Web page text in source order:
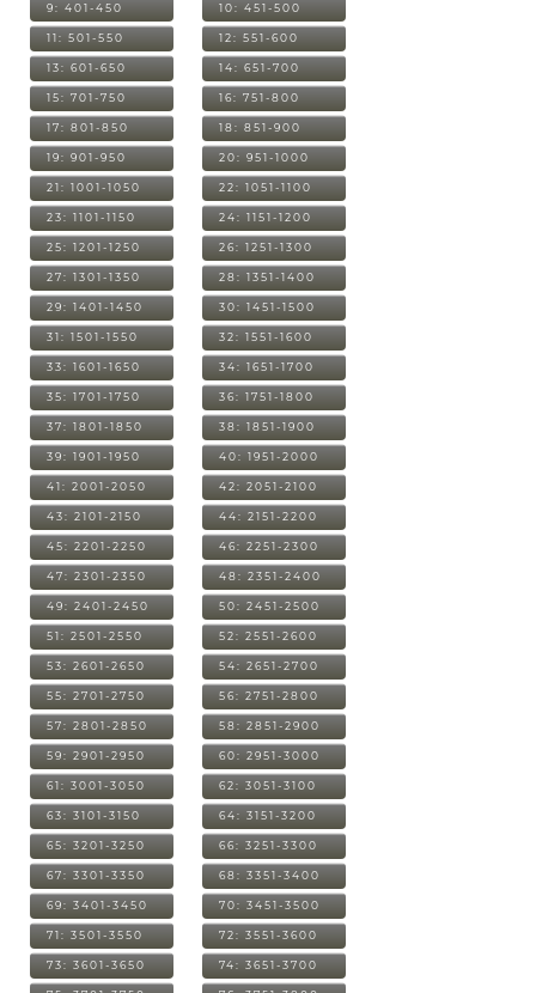
9: 401-450 10: 451-500
11: 501-550 12: 551-600
13: 601-650 14: 651-700
15: 701-750 16: 751-800
17: 801-850 18: 851-900
19: 901-950 20: 951-1000
21: 1001-1050 22: 1051-1100
23: 1101-1150 24: 1151-1200
25: 1201-1250 26: 1251-1300
27: 1301-1350 28: 1351-1400
29: 1401-1450 30: 1451-1500
31: 1501-1550 32: 1551-1600
33: 1601-1650 34: 1651-1700
35: 1701-1750 36: 1751-1800
37: 1801-1850 38: 1851-1900
39: 1901-1950 40: 1951-2000
41: 2001-2050 42: 2051-2100
43: 2101-2150 44: 2151-2200
45: 2201-2250 46: 2251-2300
47: 2301-2350 48: 2351-2400
49: 2401-2450 50: 2451-2500
51: 2501-2550 52: 2551-2600
53: 2601-2650 54: 2651-2700
55: 2701-2750 56: 2751-2800
57: 2801-2850 58: 2851-2900
59: 2901-2950 60: 2951-3000
61: 3001-3050 62: 3051-3100
63: 3101-3150 64: 3151-3200
65: 3201-3250 66: 3251-3300
67: 3301-3350 68: 3351-3400
69: 3401-3450 70: 3451-3500
71: 3501-3550 72: 3551-3600
73: 3601-3650 74: 3651-3700